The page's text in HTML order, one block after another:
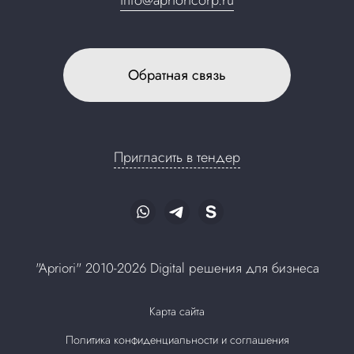
Обратная связь
Пригласить в тендер
"Apriori" 2010-2026 Digital решения для бизнеса
Карта сайта
Политика конфиденциальности и соглашения